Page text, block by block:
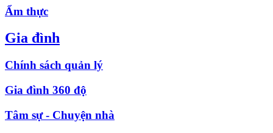
Ẩm thực
Gia đình
Chính sách quản lý
Gia đình 360 độ
Tâm sự - Chuyện nhà